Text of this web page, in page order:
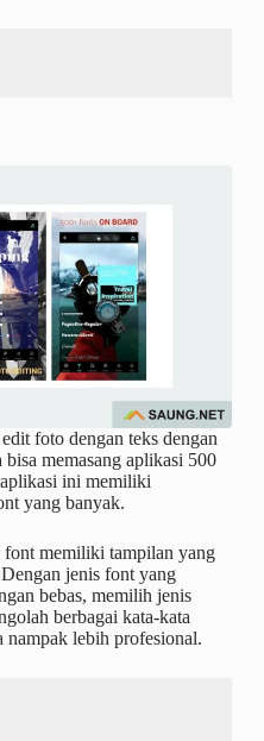
foto dengan teks dengan
memasang aplikasi 500
aplikasi ini memiliki
yang banyak.
memiliki tampilan yang
jenis font yang
bebas, memilih jenis
berbagai kata-kata
nampak lebih profesional.